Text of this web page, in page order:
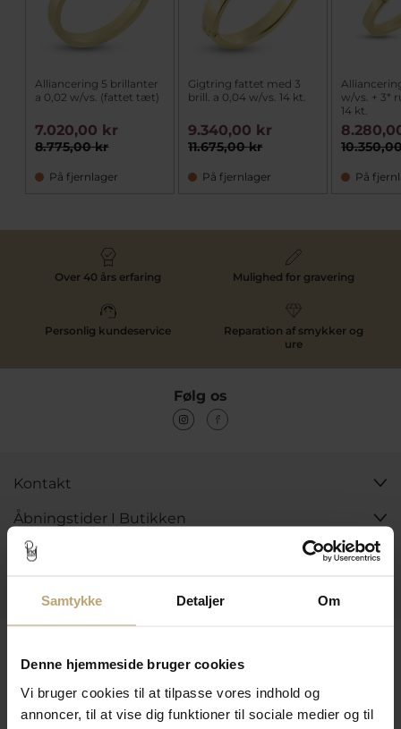
Samtykke Detaljer Om
Denne hjemmeside bruger cookies
Vi bruger cookies til at tilpasse vores indhold og
annoncer, til at vise dig funktioner til sociale medier og til
Alliancering 5 brillanter
a 0,02 w/vs. (fattet tæt)
8.775,00 kr
7.020,00 kr
På fjernlager
Gigtring fattet med 3
brill. a 0,04 w/vs. 14 kt.
11.675,00 kr
9.340,00 kr
På fjernlager
w/vs. + 3*
14 kt.
På
Over 40 års erfaring Mulighed for gravering
Personlig kundeservice
Reparation af smykker og
ure
Følg os
Kontakt
Åbningstider I Butikken
Information
Betalingsmuligheder